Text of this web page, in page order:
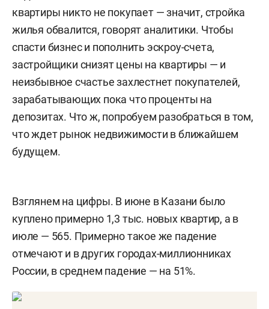
квартиры никто не покупает — значит, стройка
жилья обвалится, говорят аналитики. Чтобы
спасти бизнес и пополнить эскроу-счета,
застройщики снизят цены на квартиры — и
неизбывное счастье захлестнет покупателей,
зарабатывающих пока что проценты на
депозитах. Что ж, попробуем разобраться в том,
что ждет рынок недвижимости в ближайшем
будущем.
Взглянем на цифры. В июне в Казани было
куплено примерно 1,3 тыс. новых квартир, а в
июле — 565. Примерно такое же падение
отмечают и в других городах-миллионниках
России, в среднем падение — на 51%.